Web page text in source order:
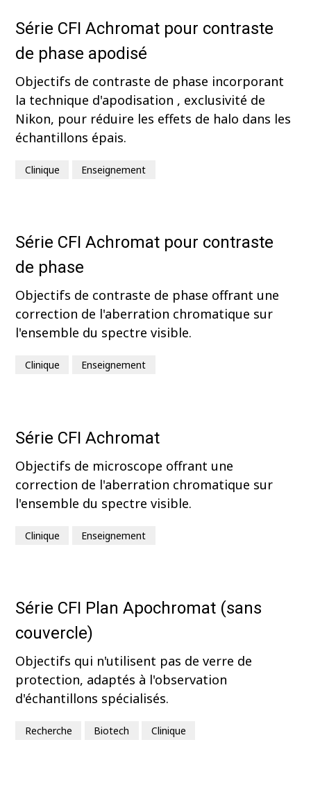
Série CFI Achromat pour contraste
de phase apodisé
Objectifs de contraste de phase incorporant
la technique d'apodisation , exclusivité de
Nikon, pour réduire les effets de halo dans les
échantillons épais.
Clinique Enseignement
Série CFI Achromat pour contraste
de phase
Objectifs de contraste de phase offrant une
correction de l'aberration chromatique sur
l'ensemble du spectre visible.
Clinique Enseignement
Série CFI Achromat
Objectifs de microscope offrant une
correction de l'aberration chromatique sur
l'ensemble du spectre visible.
Clinique Enseignement
Série CFI Plan Apochromat (sans
couvercle)
Objectifs qui n'utilisent pas de verre de
protection, adaptés à l'observation
d'échantillons spécialisés.
Recherche Biotech Clinique